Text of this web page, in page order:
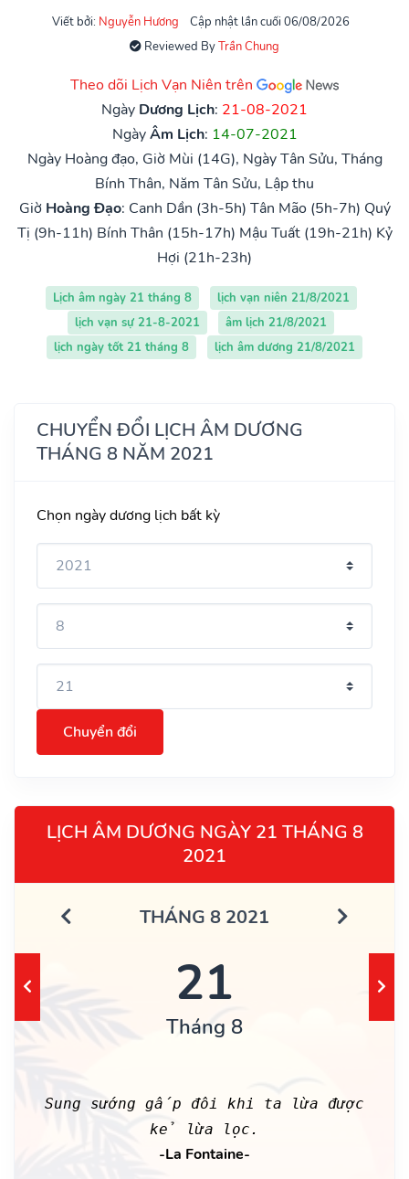
Viết bởi: Nguyễn Hương
Cập nhật lần cuối 06/08/2026
Reviewed ByTrần Chung
Theo dõi Lịch Vạn Niên trên
Ngày Dương Lịch: 21-08-2021
NgàyÂm Lịch: 14-07-2021
Ngày Hoàng đạo, Giờ Mùi (14G), Ngày Tân Sửu, Tháng
Bính Thân, Năm Tân Sửu, Lập thu
Giờ Hoàng Đạo: Canh Dần (3h-5h) Tân Mão (5h-7h) Quý
Tị (9h-11h) Bính Thân (15h-17h) Mậu Tuất (19h-21h) Kỷ
Hợi (21h-23h)
Lịch âm ngày 21 tháng 8
lịch vạn niên 21/8/2021
lịch vạn sự 21-8-2021
âm lịch 21/8/2021
lịch ngày tốt 21 tháng 8
lịch âm dương 21/8/2021
CHUYỂN ĐỔI LỊCH ÂM DƯƠNG
THÁNG 8 NĂM 2021
Chọn ngày dương lịch bất kỳ
Chuyển đổi
LỊCH ÂM DƯƠNG NGÀY 21 THÁNG 8
2021
THÁNG 8 2021
21
Tháng 8
Sung sướng gấp đôi khi ta lừa được
kẻ lừa lọc.
-La Fontaine-